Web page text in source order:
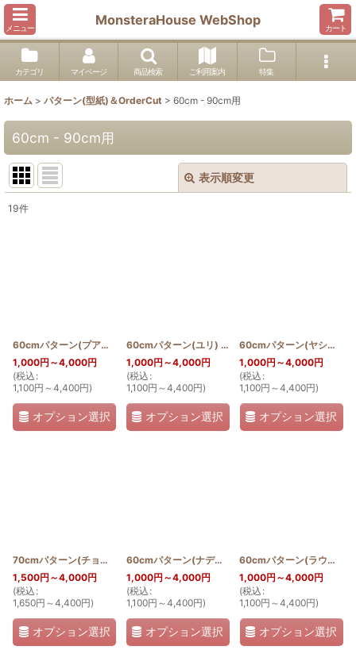
メニュー
MonsteraHouse WebShop
カート
カテゴリ マイページ 商品検索 ご利用案内 特集
ホーム > パターン(型紙)＆OrderCut > 60cm - 90cm用
60cm - 90cm用
表示順変更
19件
60cmパターン(プアケニケニ) [PATTERN_T60_PUA]
1,000円 ～4,000円
(税込 :
1,100円 ～4,400円)
オプション選択
60cmパターン(ユリ) [PATTERN_T60_LILY]
1,000円 ～4,000円
(税込 :
1,100円 ～4,400円)
オプション選択
60cmパターン(ヤシとプルメリア)
1,000円 ～4,000円
(税込 :
1,100円 ～4,400円)
オプション選択
70cmパターン(チョウチョウウオ) [PATTERN_T60_TOBICHOU]
1,500円 ～4,000円
(税込 :
1,650円 ～4,400円)
オプション選択
60cmパターン(ナデシコ) [PATTERN_T60_NADE
1,000円 ～4,000円
(税込 :
1,100円 ～4,400円)
オプション選択
60cmパターン(ラウアエ)
1,000円 ～4,000円
(税込 :
1,100円 ～4,400円)
オプション選択